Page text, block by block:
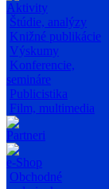
Aktivity
Štúdie, analýzy
Knižné publikácie
Výskumy
Konferencie,
semináre
Publicistika
Film, multimedia
Partneri
e-Shop
Obchodné